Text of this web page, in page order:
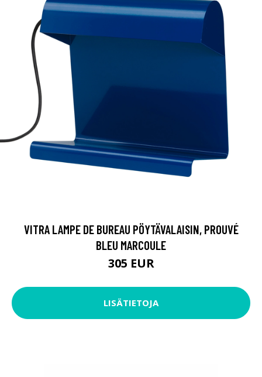
VITRA LAMPE DE BUREAU PÖYTÄVALAISIN, PROUVÉ
BLEU MARCOULE
305 EUR
LISÄTIETOJA